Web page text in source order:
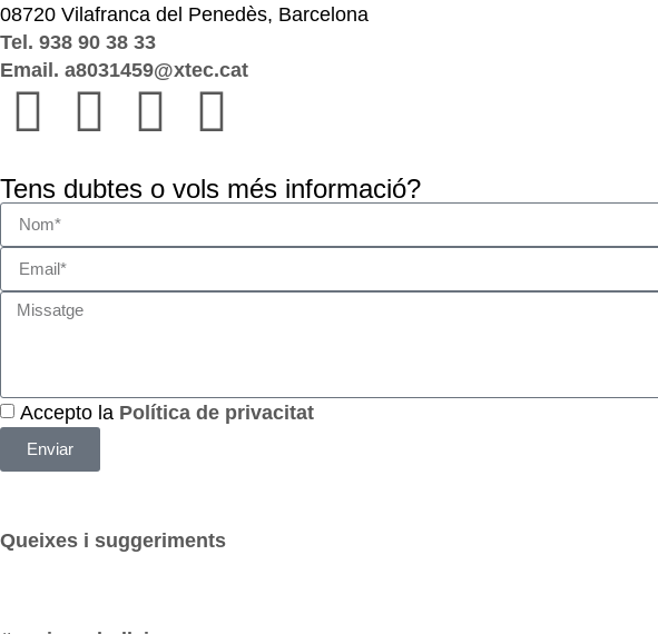
08720 Vilafranca del Penedès, Barcelona
Tel. 938 90 38 33
Email. a8031459@xtec.cat
Tens dubtes o vols més informació?
Accepto la Política de privacitat
Enviar
Queixes i suggeriments